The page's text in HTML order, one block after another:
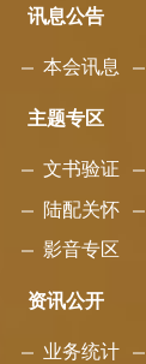
讯息公告
本会讯息
主题专区
文书验证
陆配关怀
影音专区
资讯公开
业务统计